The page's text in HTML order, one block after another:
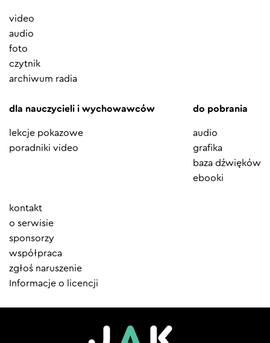
video
audio
foto
czytnik
archiwum radia
dla nauczycieli i wychowawców
lekcje pokazowe
poradniki video
do pobrania
audio
grafika
baza dźwięków
ebooki
Element
menu
kontakt
o serwisie
sponsorzy
współpraca
zgłoś naruszenie
Informacje o licencji